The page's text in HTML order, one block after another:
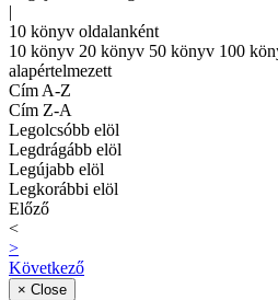
|
10 könyv oldalanként
10 könyv 20 könyv 50 könyv 100
alapértelmezett
Cím A-Z
Cím Z-A
Legolcsóbb elöl
Legdrágább elöl
Legújabb elöl
Legkorábbi elöl
Előző
<
>
Következő
× Close